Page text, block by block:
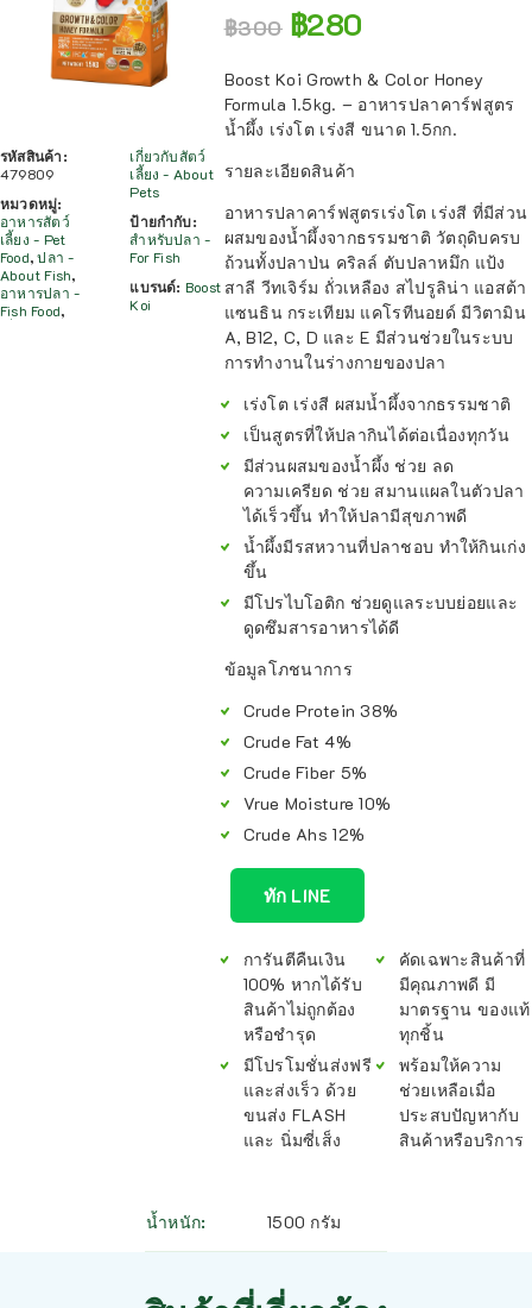
รหัสสินค้า:
479809
หมวดหมู่:
อาหารสัตว์
เลี้ยง - Pet
Food,ปลา -
About Fish,
อาหารปลา -
Fish Food,
เกี่ยวกับสัตว์
เลี้ยง - About
Pets
ป้ายกำกับ:
สำหรับปลา -
For Fish
แบรนด์: Boost
Koi
฿300 ฿280
Boost Koi Growth & Color Honey
Formula 1.5kg. – อาหารปลาคาร์ฟสูตร
น้ำผึ้ง เร่งโต เร่งสี ขนาด 1.5กก.
รายละเอียดสินค้า
อาหารปลาคาร์ฟสูตรเร่งโต เร่งสี ที่มีส่วน
ผสมของน้ำผึ้งจากธรรมชาติ วัตถุดิบครบ
ถ้วนทั้งปลาป่น คริลล์ ตับปลาหมึก แป้ง
สาลี วีทเจิร์ม ถั่วเหลือง สไปรูลิน่า แอสต้า
แซนธิน กระเทียม แคโรทีนอยด์ มีวิตามิน
A, B12, C, D และ E มีส่วนช่วยในระบบ
การทำงานในร่างกายของปลา
เร่งโต เร่งสี ผสมน้ำผึ้งจากธรรมชาติ
เป็นสูตรที่ให้ปลากินได้ต่อเนื่องทุกวัน
มีส่วนผสมของน้ำผึ้ง ช่วย ลด
ความเครียด ช่วย สมานแผลในตัวปลา
ได้เร็วขึ้น ทำให้ปลามีสุขภาพดี
น้ำผึ้งมีรสหวานที่ปลาชอบ ทำให้กินเก่ง
ขึ้น
มีโปรไบโอติก ช่วยดูแลระบบย่อยและ
ดูดซึมสารอาหารได้ดี
ข้อมูลโภชนาการ
Crude Protein 38%
Crude Fat 4%
Crude Fiber 5%
Vrue Moisture 10%
Crude Ahs 12%
ทัก LINE
การันตีคืนเงิน
100% หากได้รับ
สินค้าไม่ถูกต้อง
หรือชำรุด
มีโปรโมชั่นส่งฟรี
และส่งเร็ว ด้วย
ขนส่ง FLASH
และ นิ่มซี่เส็ง
คัดเฉพาะสินค้าที่
มีคุณภาพดี มี
มาตรฐาน ของแท้
ทุกชิ้น
พร้อมให้ความ
ช่วยเหลือเมื่อ
ประสบปัญหากับ
สินค้าหรือบริการ
น้ำหนัก 1500 กรัม